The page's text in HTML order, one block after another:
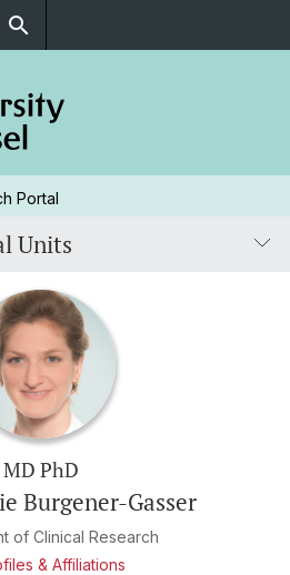
search
Portal
Units
MD PhD
Burgener-Gasser
of Clinical Research
& Affiliations